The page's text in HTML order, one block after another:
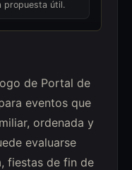
propuesta útil.
de Portal de
eventos que
ordenada y
evaluarse
fiestas de fin de